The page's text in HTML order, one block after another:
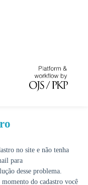
no site e não tenha
para
desse problema.
do cadastro você